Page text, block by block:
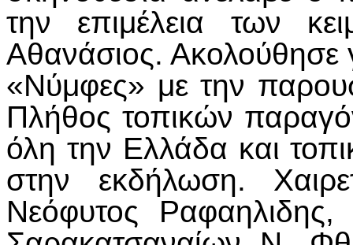
την επιμέλεια των
Αθανάσιος. Ακολούθησε
«Νύμφες» με την
Πλήθος τοπικών
όλη την Ελλάδα και
στην εκδήλωση.
Νεόφυτος